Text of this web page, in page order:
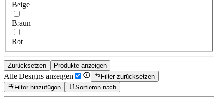
Beige
Braun
Rot
Zurücksetzen Produkte anzeigen
Alle Designs anzeigen
Filter zurücksetzen
Filter hinzufügen
Sortieren nach